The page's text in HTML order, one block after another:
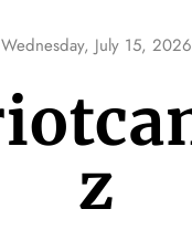
Wednesday, July 15, 2026
z